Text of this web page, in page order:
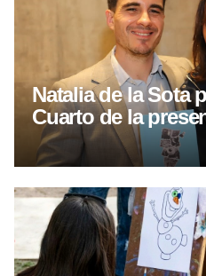
Natalia de la Sota
Cuarto de la
sobre el legado